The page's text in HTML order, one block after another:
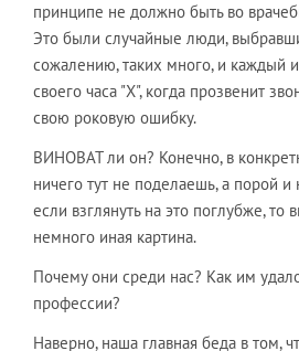
принципе не должно быть во
Это были случайные люди,
сожалению, таких много, и каждый
своего часа "Х", когда прозвенит
свою роковую ошибку.
ВИНОВАТ ли он? Конечно, в
ничего тут не поделаешь, а порой
если взглянуть на это поглубже, то
немного иная картина.
Почему они среди нас? Как им
профессии?
Наверно, наша главная беда в том,